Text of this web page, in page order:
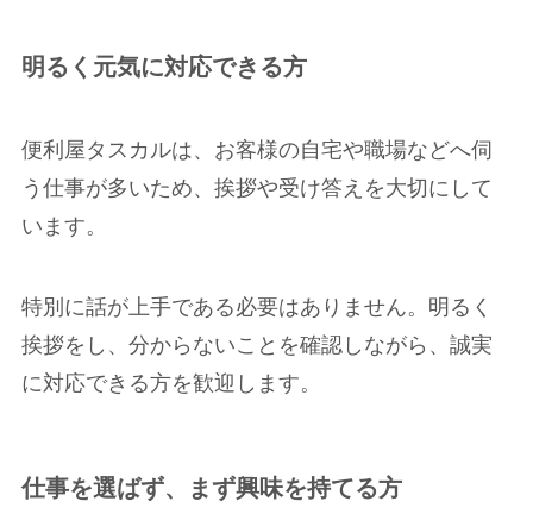
明るく元気に対応できる方
便利屋タスカルは、お客様の自宅や職場などへ伺
う仕事が多いため、挨拶や受け答えを大切にして
います。
特別に話が上手である必要はありません。明るく
挨拶をし、分からないことを確認しながら、誠実
に対応できる方を歓迎します。
仕事を選ばず、まず興味を持てる方